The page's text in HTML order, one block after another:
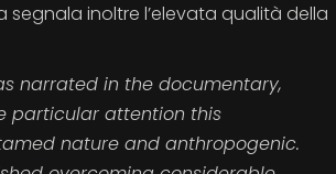
inoltre l’elevata qualità della
narrated in the documentary,
particular attention this
nature and anthropogenic.